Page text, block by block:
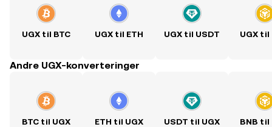
UGX til BTC UGX til ETH UGX til USDT UGX til
Andre UGX-konverteringer
BTC til UGX ETH til UGX USDT til UGX BNB til